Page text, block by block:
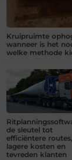
Kruipruimte
wanneer is het
welke methode
de sleutel tot
efficiëntere routes,
lagere kosten en
tevreden klanten